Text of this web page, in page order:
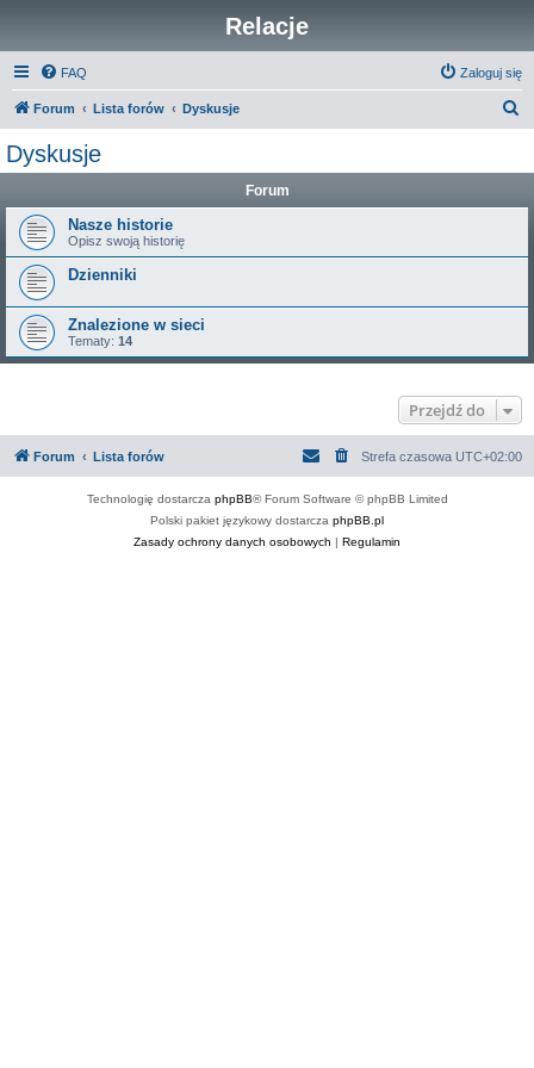
Relacje
FAQ Zaloguj się
Forum Lista forów Dyskusje
Dyskusje
Forum
Nasze historie
Opisz swoją historię
Dzienniki
Znalezione w sieci
Tematy: 14
Przejdź do
Forum Lista forów Strefa czasowa UTC+02:00
Technologię dostarcza phpBB® Forum Software © phpBB Limited
Polski pakiet językowy dostarcza phpBB.pl
Zasady ochrony danych osobowych | Regulamin